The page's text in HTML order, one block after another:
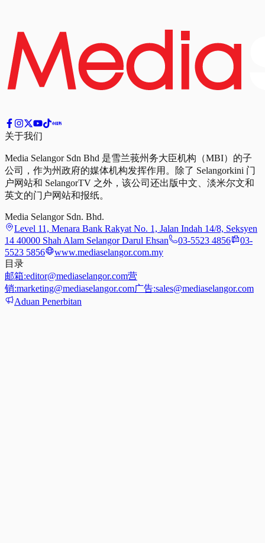
关于我们
Media Selangor Sdn Bhd 是雪兰莪州务大臣机构（MBI）的子
公司，作为州政府的媒体机构发挥作用。除了 Selangorkini 门
户网站和 SelangorTV 之外，该公司还出版中文、淡米尔文和
英文的门户网站和报纸。
Media Selangor Sdn. Bhd.
Level 11, Menara Bank Rakyat No. 1, Jalan Indah 14/8, Seksyen
14 40000 Shah Alam Selangor Darul Ehsan
03-5523 4856
03-
5523 5856
www.mediaselangor.com.my
目录
邮箱:editor@mediaselangor.com营
销:marketing@mediaselangor.com广告:sales@mediaselangor.com
Aduan Penerbitan